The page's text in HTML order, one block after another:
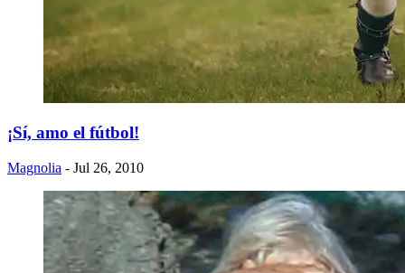
¡Sí, amo el fútbol!
Magnolia - Jul 26, 2010